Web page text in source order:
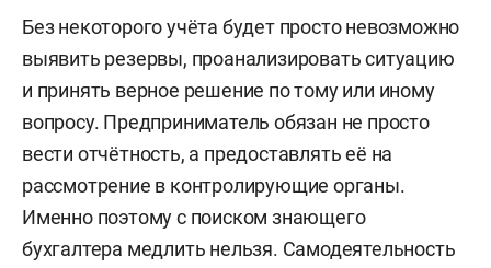
Без некоторого учёта будет просто невозможно
выявить резервы, проанализировать ситуацию
и принять верное решение по тому или иному
вопросу. Предприниматель обязан не просто
вести отчётность, а предоставлять её на
рассмотрение в контролирующие органы.
Именно поэтому с поиском знающего
бухгалтера медлить нельзя. Самодеятельность